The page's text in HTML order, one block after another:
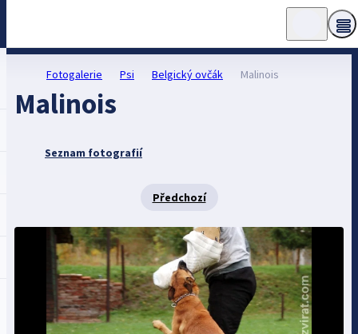
Fotogalerie Psi Belgický ovčák Malinois
Malinois
Seznam fotografií
Předchozí